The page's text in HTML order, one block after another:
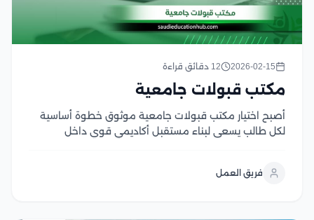
2026-02-15 12 دقائق قراءة
مكتب قبولات جامعية
أصبح اختيار مكتب قبولات جامعية موثوق خطوة أساسية
لكل طالب يسعى لبناء مستقبل أكاديمي قوي داخل
منصات التسجيل الإلكترونية، ولذلك بدلًا من إضاعة الوقت
فريق العمل